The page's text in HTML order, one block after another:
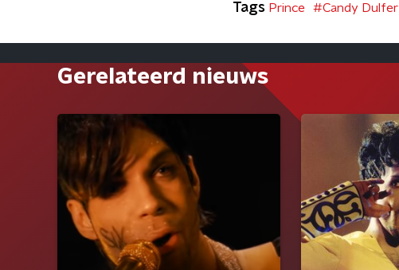
Tags Prince #Candy Dulfer
Gerelateerd nieuws